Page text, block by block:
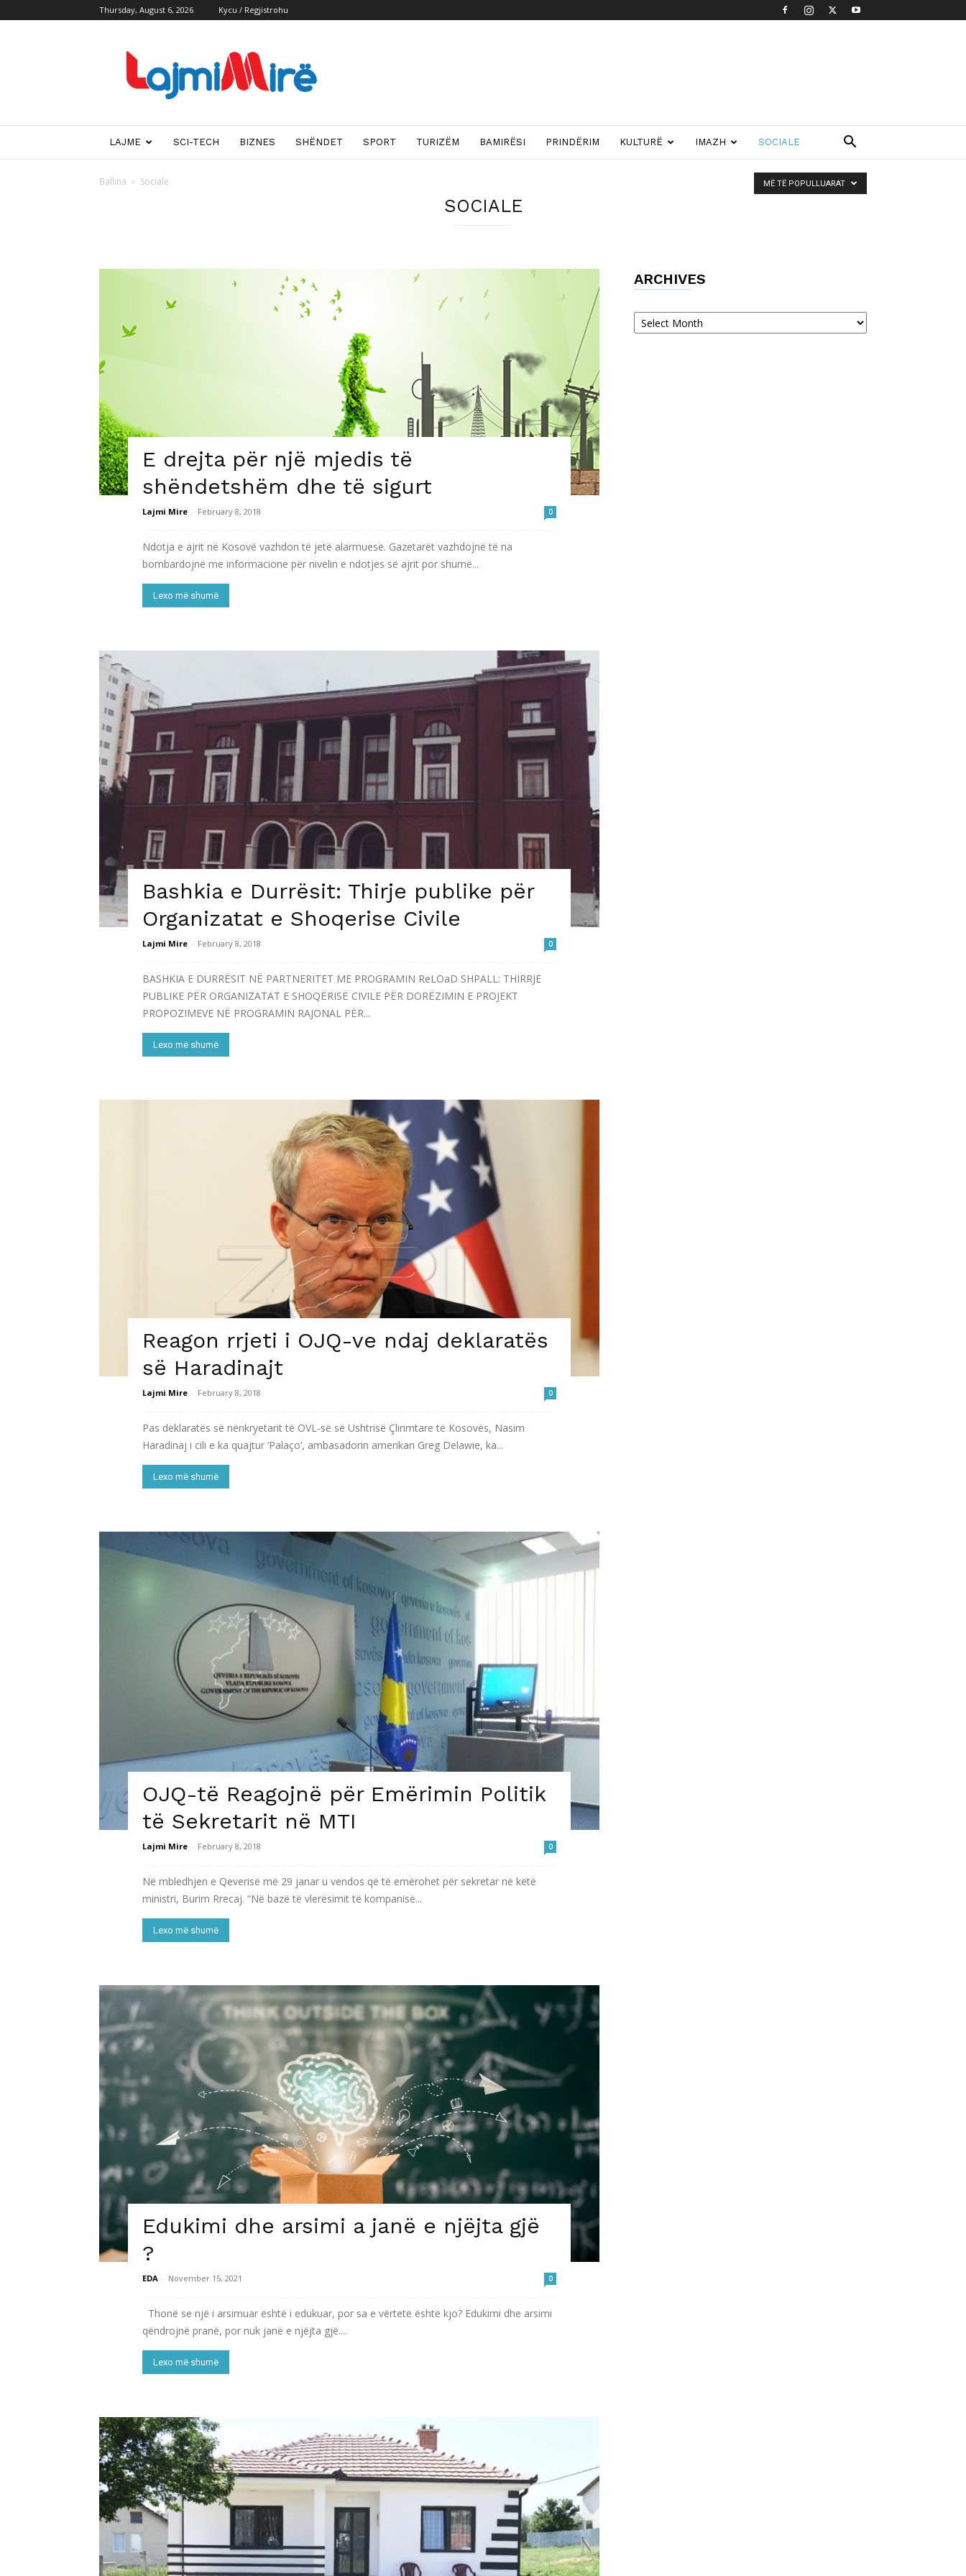
Thursday, August 6, 2026 Kycu / Regjistrohu
mire
LAJME SCI-TECH BIZNES SHËNDET SPORT TURIZËM BAMIRËSI PRINDËRIM KULTURË IMAZH SOCIALE
Ballina Sociale
SOCIALE
MË TË POPULLUARAT
E drejta për një mjedis të
shëndetshëm dhe të sigurt
Lajmi Mire - February 8, 2018 0
Ndotja e ajrit në Kosovë vazhdon të jetë alarmuese. Gazetarët vazhdojnë të na
bombardojnë me informacione për nivelin e ndotjes së ajrit por shumë...
Lexo më shumë
Bashkia e Durrësit: Thirje publike për
Organizatat e Shoqerise Civile
Lajmi Mire - February 8, 2018 0
BASHKIA E DURRËSIT NË PARTNERITET ME PROGRAMIN ReLOaD SHPALL: THIRRJE
PUBLIKE PËR ORGANIZATAT E SHOQËRISË CIVILE PËR DORËZIMIN E PROJEKT
PROPOZIMEVE NË PROGRAMIN RAJONAL PËR...
Lexo më shumë
Reagon rrjeti i OJQ-ve ndaj deklaratës
së Haradinajt
Lajmi Mire - February 8, 2018 0
Pas deklaratës së nënkryetarit të OVL-së së Ushtrisë Çlirimtare të Kosovës, Nasim
Haradinaj i cili e ka quajtur ‘Palaço’, ambasadorin amerikan Greg Delawie, ka...
Lexo më shumë
OJQ-të Reagojnë për Emërimin Politik
të Sekretarit në MTI
Lajmi Mire - February 8, 2018 0
Në mbledhjen e Qeverisë më 29 janar u vendos që të emërohet për sekretar në këtë
ministri, Burim Rrecaj. “Në bazë të vlerësimit të kompanisë...
Lexo më shumë
Edukimi dhe arsimi a janë e njëjta gjë
?
EDA - November 15, 2021 0
Thonë se një i arsimuar është i edukuar, por sa e vërtetë është kjo? Edukimi dhe arsimi
qëndrojnë pranë, por nuk janë e njëjta gjë....
Lexo më shumë
ARCHIVES
Archives